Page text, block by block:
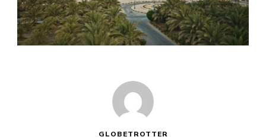
GLOBETROTTER